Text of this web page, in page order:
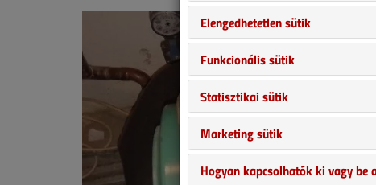
Elengedhetetlen sütik
Funkcionális sütik
Statisztikai sütik
Marketing sütik
Hogyan kapcsolhatók ki vagy be